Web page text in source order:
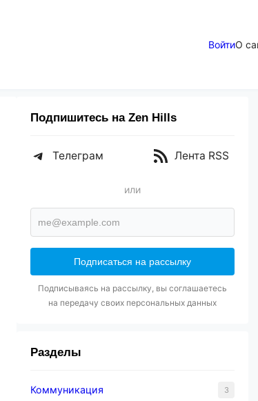
ВойтиО
Подпишитесь на Zen Hills
Телеграм Лента RSS
или
Подписываясь на рассылку, вы соглашаетесь
на передачу своих персональных данных
Разделы
Коммуникация 3